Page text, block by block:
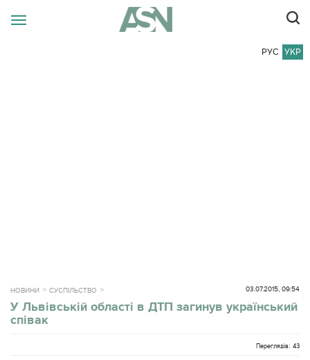
РУС УКР
НОВИНИ СУСПІЛЬСТВО 03.07.2015, 09:54
У Львівській області в ДТП загинув український
співак
Переглядів: 43